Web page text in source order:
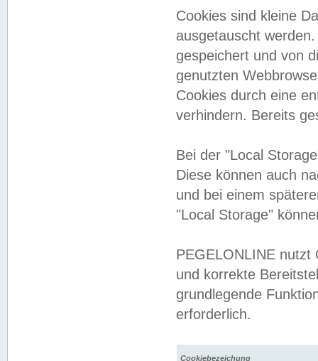
Cookies sind kleine
ausgetauscht
gespeichert und von
genutzten
Cookies durch eine
verhindern. Bereits
Bei der "Local
Diese können auch
und bei einem
"Local Storage"
PEGELONLINE nutzt
und korrekte
grundlegende
erforderlich.
Cookiebezeichung